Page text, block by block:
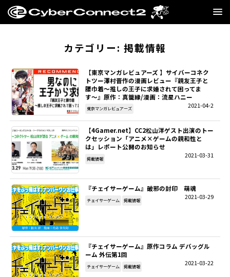
MANGA・NOVEL
FILM
CC2STORE
COMPANY
RECRUIT
SITEMAP
カテゴリー: 掲載情報
【東京マンガレビュアーズ 】サイバーコネク
トツー澤村晋作の漫画レビュー『親友王子と
腰巾着〜推しの王子に求婚されて困ってま
す〜』原作：真籠縁/漫画：流星ハニー
2021-04-2
東京マンガレビュアーズ
【4Gamer.net】CC2松山洋ゲスト出演のトー
クセッション「アニメ×ゲームの親和性と
は」レポート公開のお知らせ
2021-03-31
掲載情報
『チェイサーゲーム』破邪の封印 萌魂
2021-03-29
チェイサーゲーム 掲載情報
『チェイサーゲーム』原作コラム デバッグル
ーム 外伝第1回
2021-03-22
チェイサーゲーム 掲載情報